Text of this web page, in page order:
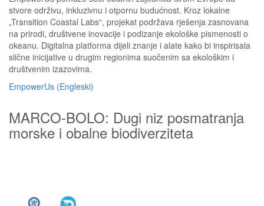
stvore održivu, inkluzivnu i otpornu budućnost. Kroz lokalne
„Transition Coastal Labs“, projekat podržava rješenja zasnovana
na prirodi, društvene inovacije i podizanje ekološke pismenosti o
okeanu. Digitalna platforma dijeli znanje i alate kako bi inspirisala
slične inicijative u drugim regionima suočenim sa ekološkim i
društvenim izazovima.
EmpowerUs (Engleski)
MARCO-BOLO: Dugi niz posmatranja
morske i obalne biodiverziteta